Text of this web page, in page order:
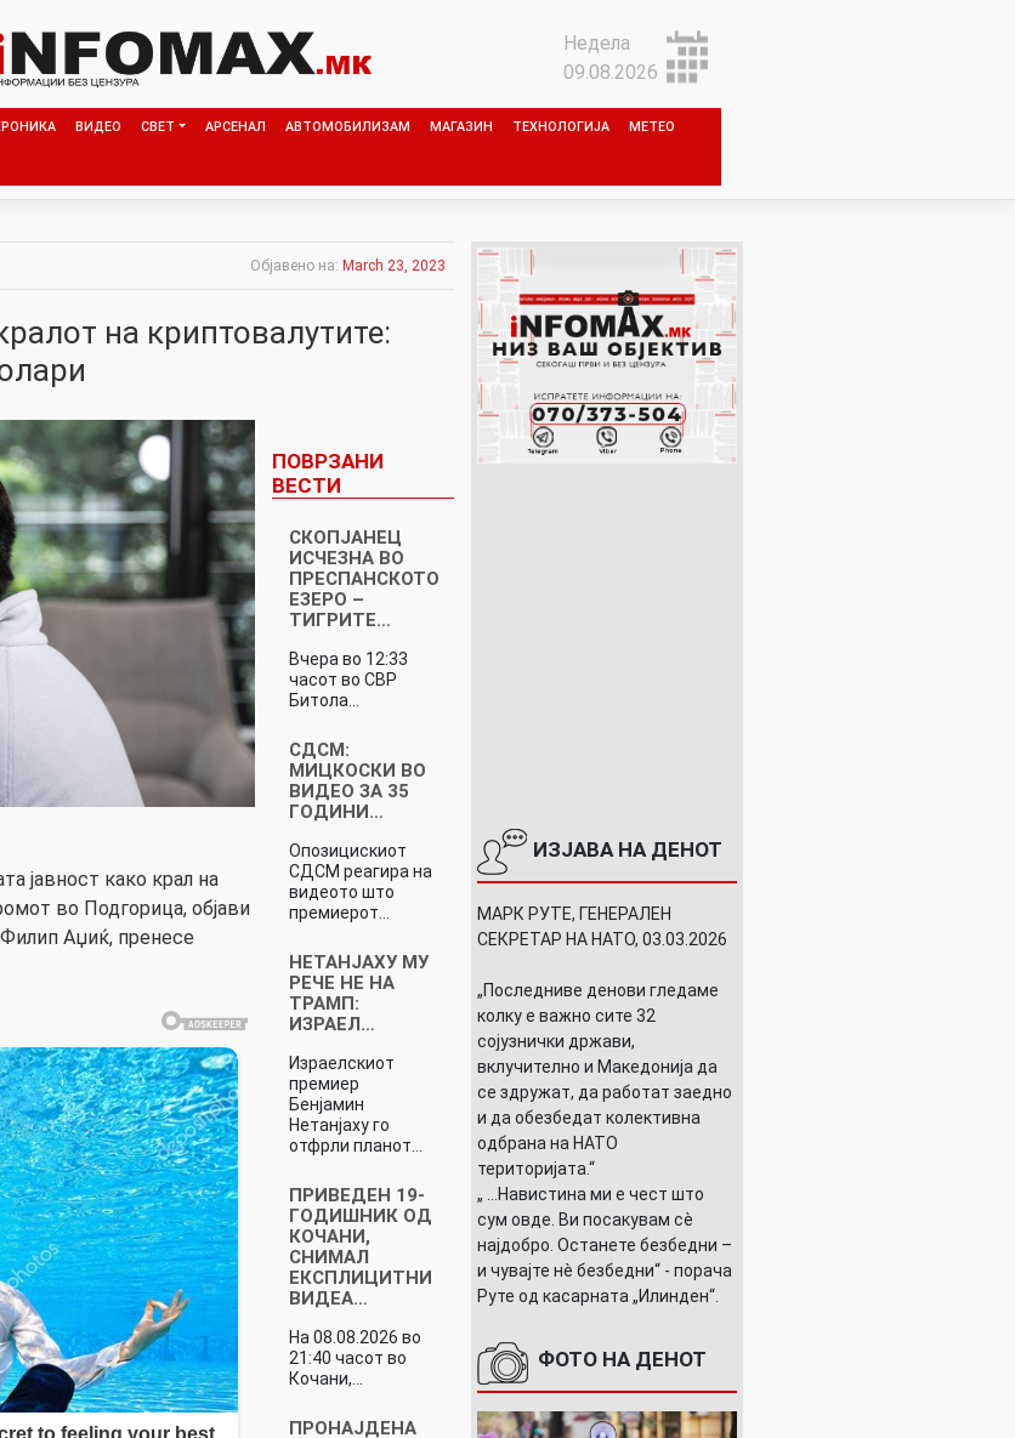
Недела
09.08.2026
ВИДЕО СВЕТ АРСЕНАЛ АВТОМОБИЛИЗАМ МАГАЗИН ТЕХНОЛОГИЈА МЕТЕО
Објавено на: March 23, 2023
на криптовалутите:
јавност како крал на
во Подгорица, објави
Филип Аџиќ, пренесе
ПОВРЗАНИ
ВЕСТИ
СКОПЈАНЕЦ
ИСЧЕЗНА ВО
ПРЕСПАНСКОТО
ЕЗЕРО –
ТИГРИТЕ…
Вчера во 12:33
часот во СВР
Битола…
СДСМ:
МИЦКОСКИ ВО
ВИДЕО ЗА 35
ГОДИНИ…
Опозицискиот
СДСМ реагира на
видеото што
премиерот…
НЕТАНЈАХУ МУ
РЕЧЕ НЕ НА
ТРАМП:
ИЗРАЕЛ…
Израелскиот
премиер
Бенјамин
Нетанјаху го
отфрли планот…
ПРИВЕДЕН 19-
ГОДИШНИК ОД
КОЧАНИ,
СНИМАЛ
ЕКСПЛИЦИТНИ
ВИДЕА…
На 08.08.2026 во
21:40 часот во
Кочани,…
ПРОНАЈДЕНА
ИЗЈАВА НА ДЕНОТ
МАРК РУТЕ, ГЕНЕРАЛЕН
СЕКРЕТАР НА НАТО, 03.03.2026
„Последниве денови гледаме
колку е важно сите 32
сојузнички држави,
вклучително и Македонија да
се здружат, да работат заедно
и да обезбедат колективна
одбрана на НАТО
територијата.“
„ ...Навистина ми е чест што
сум овде. Ви посакувам сè
најдобро. Останете безбедни –
и чувајте нè безбедни“ - порача
Руте од касарната „Илинден“.
ФОТО НА ДЕНОТ